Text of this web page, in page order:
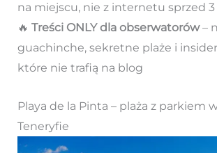
na miejscu, nie z internetu sprzed 3
🔥 Treści ONLY dla obserwatorów–
guachinche, sekretne plaże i
które nie trafią na blog
Playa de la Pinta – plaża z parkiem
Teneryfie